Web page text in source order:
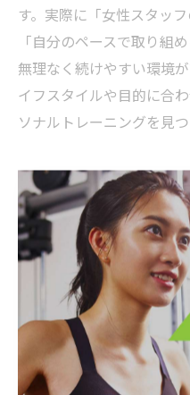
す。実際に「女性スタッ
「自分のペースで取り組
無理なく続けやすい環境
イフスタイルや目的に合
ソナルトレーニングを見
日常に癒やしを
ニング
自然体験を活かした癒
都市部である心斎橋駅周
パーソナルトレーニング
中で体を動かすことで、